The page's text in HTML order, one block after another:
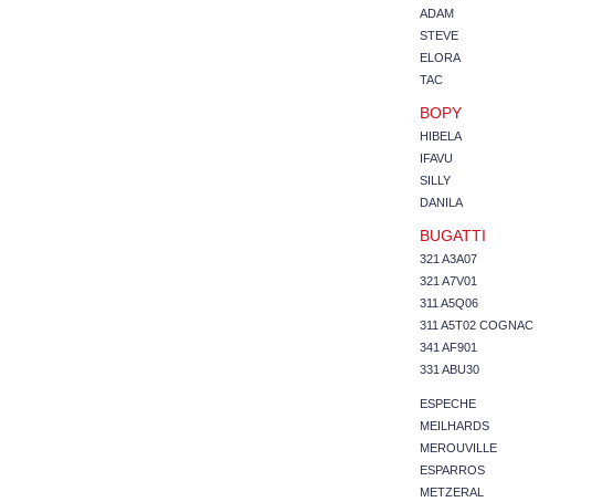
ADAM
STEVE
ELORA
TAC
BOPY
HIBELA
IFAVU
SILLY
DANILA
BUGATTI
321 A3A07
321 A7V01
311 A5Q06
311 A5T02 COGNAC
341 AF901
331 ABU30
ESPECHE
MEILHARDS
MEROUVILLE
ESPARROS
METZERAL